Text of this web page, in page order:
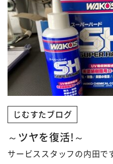
じむすたブログ
～ツヤを復活!～
サービススタッフの内田で